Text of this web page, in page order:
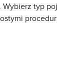
typ